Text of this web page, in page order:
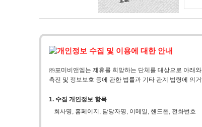
㈜포미비앤엠는 제휴를 희망하는 단체를 대상으로 아래
촉진 및 정보보호 등에 관한 법률과 기타 관계 법령에 의
1. 수집 개인정보 항목
회사명, 홈페이지, 담당자명, 이메일, 핸드폰, 전화번호